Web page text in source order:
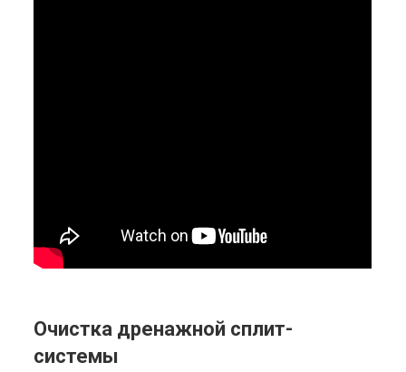
Очистка дренажной сплит-
системы